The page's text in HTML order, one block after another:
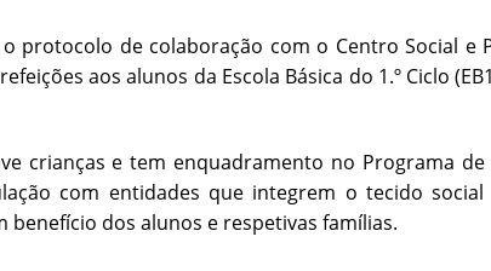
protocolo de colaboração com o Centro Social e
aos alunos da Escola Básica do 1.º Ciclo
crianças e tem enquadramento no Programa de
com entidades que integrem o tecido
dos alunos e respetivas famílias.